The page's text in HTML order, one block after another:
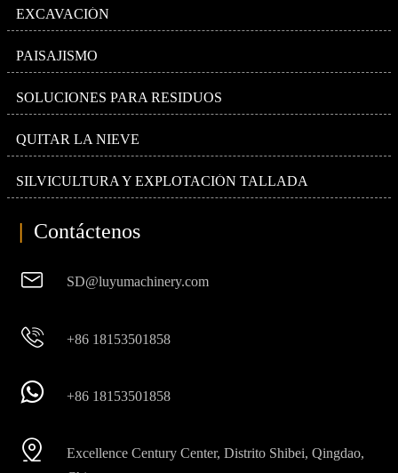
EXCAVACIÓN
PAISAJISMO
SOLUCIONES PARA RESIDUOS
QUITAR LA NIEVE
SILVICULTURA Y EXPLOTACIÓN TALLADA
| Contáctenos
 SD@luyumachinery.com
 +86 18153501858
 +86 18153501858

Excellence Century Center, Distrito Shibei, Qingdao,